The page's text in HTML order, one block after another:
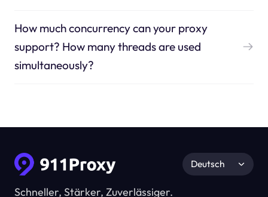
How much concurrency can your proxy
support? How many threads are used
simultaneously?
Schneller, Stärker, Zuverlässiger.
Deutsch